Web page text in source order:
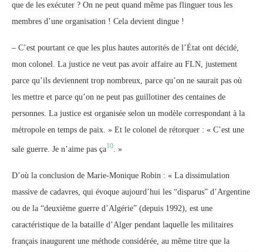
que de les exécuter ? On ne peut quand même pas flinguer tous les
membres d’une organisation ! Cela devient dingue !
– C’est pourtant ce que les plus hautes autorités de l’État ont décidé,
mon colonel. La justice ne veut pas avoir affaire au FLN, justement
parce qu’ils deviennent trop nombreux, parce qu’on ne saurait pas où
les mettre et parce qu’on ne peut pas guillotiner des centaines de
personnes. La justice est organisée selon un modèle correspondant à la
métropole en temps de paix. » Et le colonel de rétorquer : « C’est une
sale guerre. Je n’aime pas ça10 . »
D’où la conclusion de Marie-Monique Robin : « La dissimulation
massive de cadavres, qui évoque aujourd’hui les “disparus” d’Argentine
ou de la “deuxième guerre d’Algérie” (depuis 1992), est une
caractéristique de la bataille d’Alger pendant laquelle les militaires
français inaugurent une méthode considérée, au même titre que la